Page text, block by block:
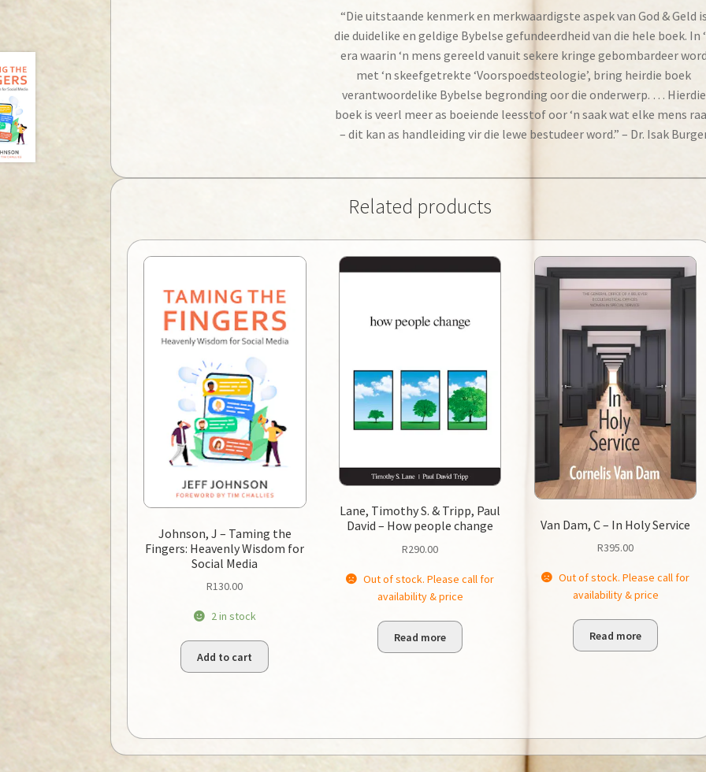
“Die uitstaande kenmerk en merkwaardigste aspek van God & Geld
die duidelike en geldige Bybelse gefundeerdheid van die hele boek. In
era waarin ‘n mens gereeld vanuit sekere kringe gebombardeer
met ‘n skeefgetrekte ‘Voorspoedsteologie’, bring heirdie boek
verantwoordelike Bybelse begronding oor die onderwerp. … Hierdie
boek is veerl meer as boeiende leesstof oor ‘n saak wat elke mens
– dit kan as handleiding vir die lewe bestudeer word.” – Dr. Isak
Related products
Johnson, J – Taming the
Fingers: Heavenly Wisdom for
Social Media
R130.00
2 in stock
Add to cart
Lane, Timothy S. & Tripp, Paul
David – How people change
R290.00
Out of stock. Please call for
availability & price
Read more
Van Dam, C – In Holy Service
R395.00
Out of stock. Please call for
availability & price
Read more